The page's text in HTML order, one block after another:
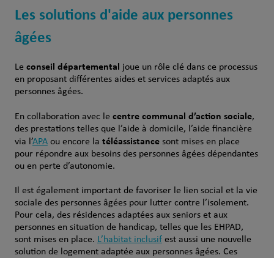
Les solutions d'aide aux personnes
âgées
Le conseil départemental joue un rôle clé dans ce processus
en proposant différentes aides et services adaptés aux
personnes âgées.
En collaboration avec le centre communal d’action sociale,
des prestations telles que l’aide à domicile, l’aide financière
via l’APAou encore la téléassistancesont mises en place
pour répondre aux besoins des personnes âgées dépendantes
ou en perte d’autonomie.
Il est également important de favoriser le lien social et la vie
sociale des personnes âgées pour lutter contre l’isolement.
Pour cela, des résidences adaptées aux seniors et aux
personnes en situation de handicap, telles que les EHPAD,
sont mises en place. L’habitat inclusifest aussi une nouvelle
solution de logement adaptée aux personnes âgées. Ces